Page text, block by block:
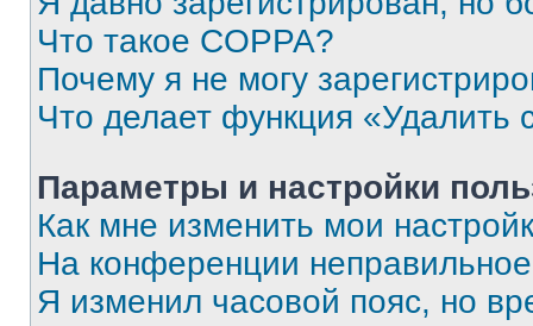
Что такое COPPA?
Почему я не могу
Что делает функция «Удалить
Параметры и настройки
Как мне изменить мои
На конференции
Я изменил часовой пояс, но